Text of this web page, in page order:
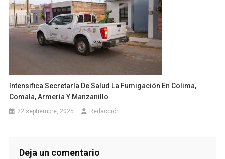
Intensifica Secretaría De Salud La Fumigación En Colima,
Comala, Armería Y Manzanillo
22 septiembre, 2025 Redacción
Deja un comentario